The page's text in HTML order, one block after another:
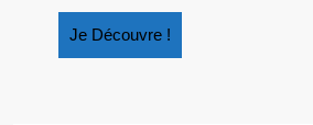
BASQUE
Je Découvre !
Découvre